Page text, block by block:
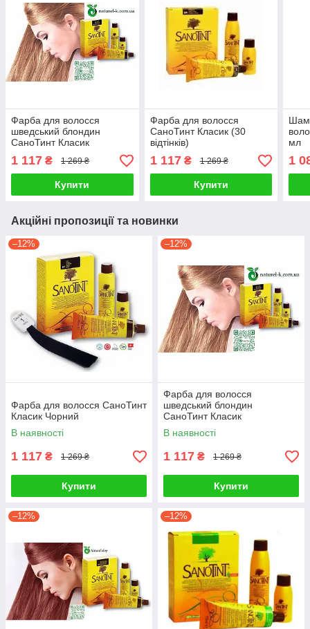
Фарба для волосся
шведський блондин
СаноТинт Класик
1 117 ₴ 1 269 ₴
Купити
Фарба для волосся
СаноТинт Класик (30
відтінків)
1 117₴ 1 269 ₴
Купити
мл
1
Акційні пропозиції та новинки
–12%
Фарба для волосся СаноТинт
Класик Чорний
В наявності
1 117 ₴ 1 269 ₴
Купити
–12%
Фарба для волосся
шведський блондин
СаноТинт Класик
безамміачна
В наявності
1 117 ₴ 1 269 ₴
Купити
–12% –12%